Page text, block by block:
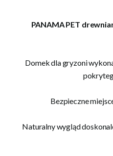
PANAMA PET
Domek dla gryzoni
Bezpieczne
Naturalny wygląd